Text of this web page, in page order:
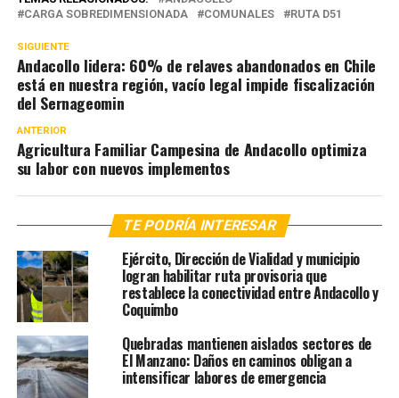
CARGA SOBREDIMENSIONADA
COMUNALES RUTA D51
SIGUIENTE
Andacollo lidera: 60% de relaves abandonados en Chile
está en nuestra región, vacío legal impide fiscalización
del Sernageomin
ANTERIOR
Agricultura Familiar Campesina de Andacollo optimiza
su labor con nuevos implementos
TE PODRÍA INTERESAR
Ejército, Dirección de Vialidad y municipio
logran habilitar ruta provisoria que
restablece la conectividad entre Andacollo y
Coquimbo
Quebradas mantienen aislados sectores de
El Manzano: Daños en caminos obligan a
intensificar labores de emergencia